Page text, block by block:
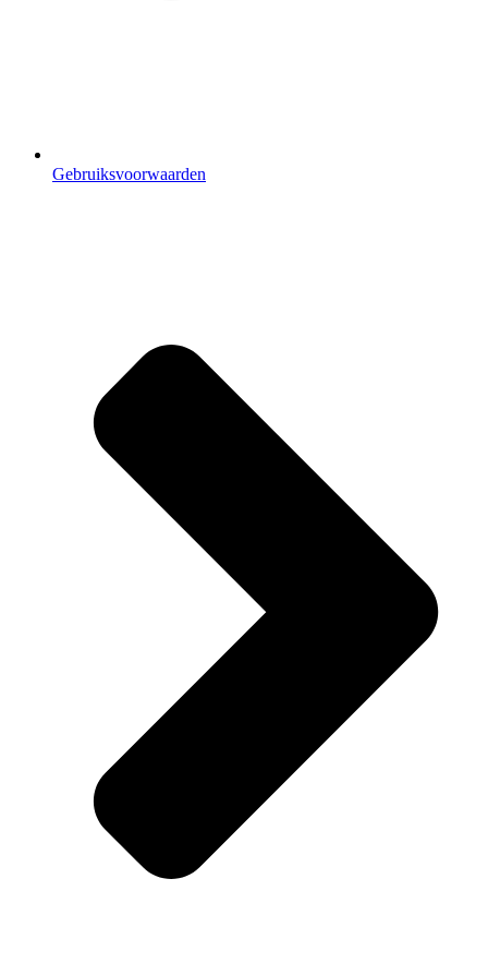
Gebruiksvoorwaarden